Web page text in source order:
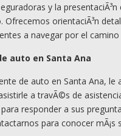
y la
orientaciÃ³n
a navegar por el
auto en Santa Ana
de auto en Santa Ana,
a travÃ©s de
responder a sus
para conocer